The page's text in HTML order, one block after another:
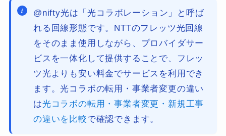
@nifty光は「光コラボレーション」と呼ば
れる回線形態です。NTTのフレッツ光回線
をそのまま使用しながら、プロバイダサー
ビスを一体化して提供することで、フレッ
ツ光よりも安い料金でサービスを利用でき
ます。光コラボの転用・事業者変更の違い
は光コラボの転用・事業者変更・新規工事
の違いを比較で確認できます。